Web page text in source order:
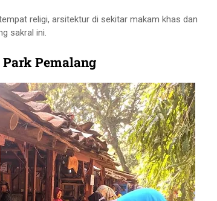
religi, arsitektur di sekitar makam khas dan
sakral ini.
Pemalang